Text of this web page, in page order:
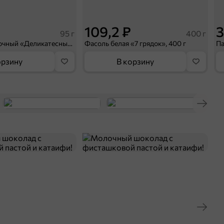
95 г
Паштет печеночный «Деликатесный» с куриной печенью «Мясной союз», 95 г
109,2 ₽ 400 г
Фасоль белая «7 грядок», 400 г
В корзину